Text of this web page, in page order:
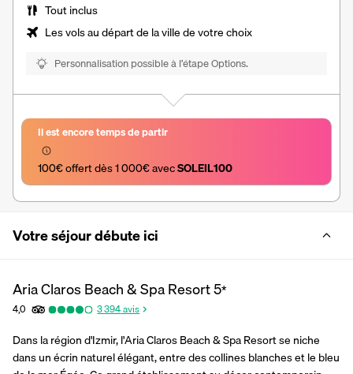
Tout inclus
Les vols au départ de la ville de votre choix
Personnalisation possible à l’étape Options.
Il est encore temps de partir
100€ offert dès 1 000€ avec SOLEIL100
Votre séjour débute ici
Aria Claros Beach & Spa Resort5*
4,0 3 394avis
Dans la région d'Izmir, l'Aria Claros Beach & Spa Resort se niche
dans un écrin naturel élégant, entre des collines blanches et le bleu